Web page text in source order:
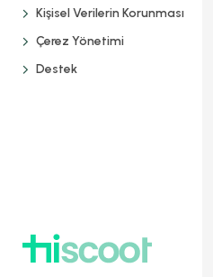
Kişisel Verilerin Korunması
Çerez Yönetimi
Destek